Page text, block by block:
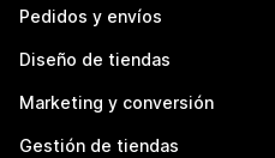
Pedidos y envíos
Diseño de tiendas
Marketing y conversión
Gestión de tiendas